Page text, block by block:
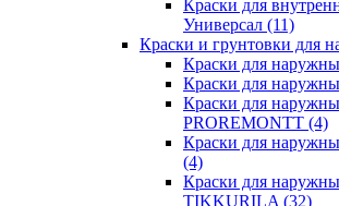
Краски для
Универсал (11)
Краски и грунтовки для
Краски для
Краски для
Краски для
PROREMONTT (4)
Краски для
(4)
Краски для
TIKKURILA (32)